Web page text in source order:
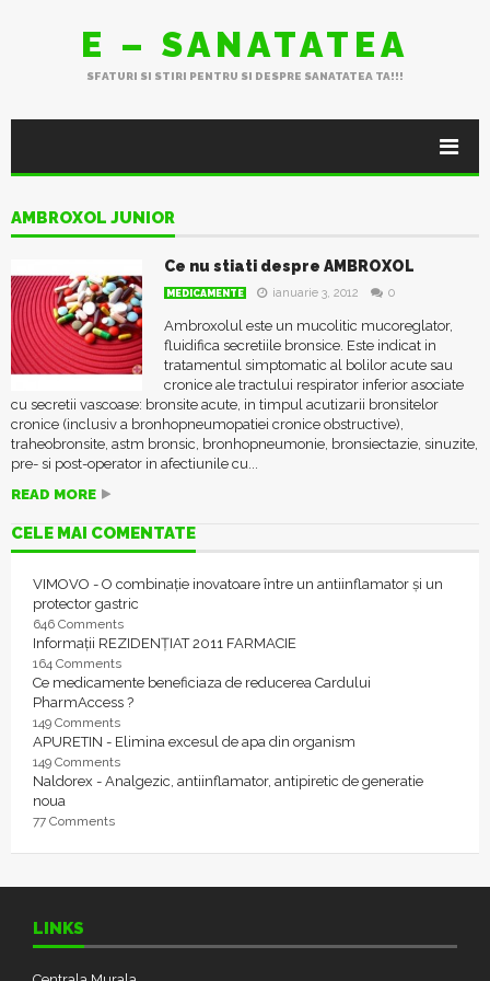
E – SANATATEA
SFATURI SI STIRI PENTRU SI DESPRE SANATATEA TA!!!
AMBROXOL JUNIOR
Ce nu stiati despre AMBROXOL
MEDICAMENTE ianuarie 3, 2012 0
Ambroxolul este un mucolitic mucoreglator,
fluidifica secretiile bronsice. Este indicat in
tratamentul simptomatic al bolilor acute sau
cronice ale tractului respirator inferior asociate
cu secretii vascoase: bronsite acute, in timpul acutizarii bronsitelor
cronice (inclusiv a bronhopneumopatiei cronice obstructive),
traheobronsite, astm bronsic, bronhopneumonie, bronsiectazie, sinuzite,
pre- si post-operator in afectiunile cu...
READ MORE
CELE MAI COMENTATE
VIMOVO - O combinație inovatoare între un antiinflamator și un
protector gastric
646 Comments
Informații REZIDENȚIAT 2011 FARMACIE
164 Comments
Ce medicamente beneficiaza de reducerea Cardului
PharmAccess ?
149 Comments
APURETIN - Elimina excesul de apa din organism
149 Comments
Naldorex - Analgezic, antiinflamator, antipiretic de generatie
noua
77 Comments
LINKS